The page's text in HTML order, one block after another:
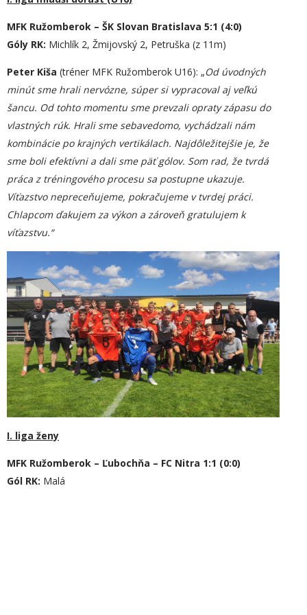
MFK Ružomberok – ŠK Slovan Bratislava 5:1 (4:0)
Góly RK: Michlík 2, Žmijovský 2, Petruška (z 11m)
Peter Kiša (tréner MFK Ružomberok U16): „Od úvodných
minút sme hrali nervózne, súper si vypracoval aj veľkú
šancu. Od tohto momentu sme prevzali opraty zápasu do
vlastných rúk. Hrali sme sebavedomo, vychádzali nám
kombinácie po krajných vertikálach. Najdôležitejšie je, že
sme boli efektívni a dali sme päť gólov. Som rad, že tvrdá
práca z tréningového procesu sa postupne ukazuje.
Víťazstvo nepreceňujeme, pokračujeme v tvrdej práci.
Chlapcom ďakujem za výkon a zároveň gratulujem k
víťazstvu.“
I. liga ženy
MFK Ružomberok – Ľubochňa – FC Nitra 1:1 (0:0)
Gól RK: Malá